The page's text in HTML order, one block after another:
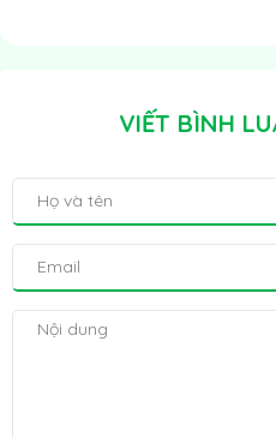
VIẾT BÌNH